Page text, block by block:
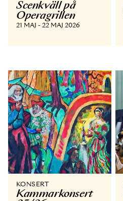
Scenkväll på
Operagrillen
21 MAJ - 22 MAJ 2026
KONSERT
Kammar­konsert